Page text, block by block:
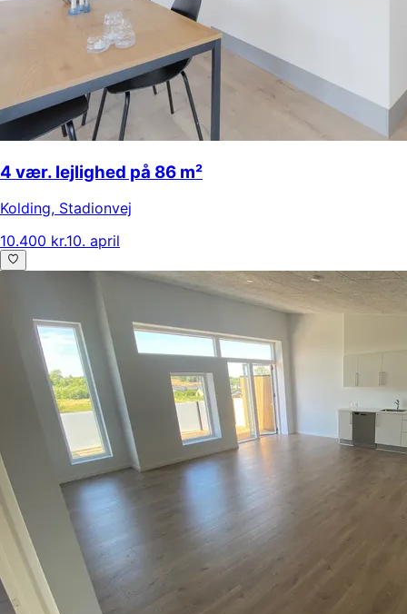
4 vær. lejlighed på 86 m²
Kolding, Stadionvej
10.400 kr.10. april